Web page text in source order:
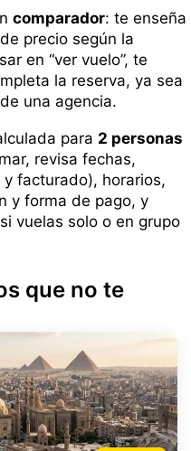
comparador: te enseña
precio según la
en “ver vuelo”, te
la reserva, ya sea
una agencia.
para 2 personas
revisa fechas,
facturado), horarios,
y forma de pago, y
vuelas solo o en grupo
que no te